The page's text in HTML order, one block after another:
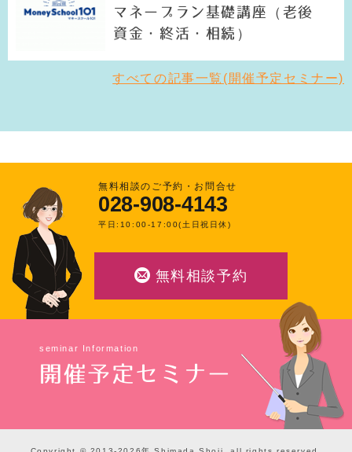
マネープラン基礎講座（老後
資金・終活・相続）
すべての記事一覧(開催予定セミナー)
無料相談のご予約・お問合せ
028-908-4143
平日:10:00-17:00(土日祝日休)
無料相談予約
seminar Information
開催予定セミナー